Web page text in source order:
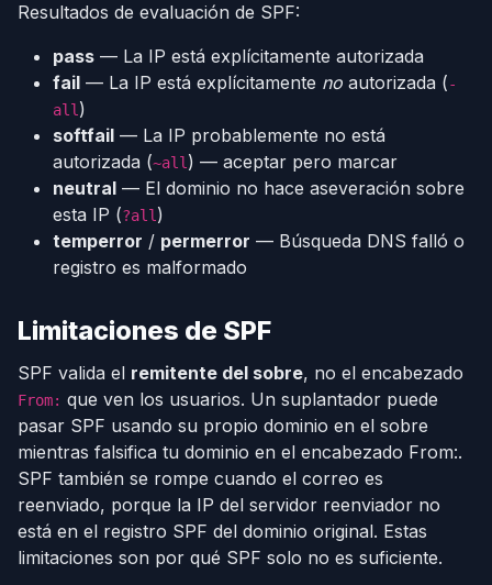
Resultados de evaluación de SPF:
pass — La IP está explícitamente autorizada
fail — La IP está explícitamente no autorizada (-
all)
softfail — La IP probablemente no está
autorizada (~all) — aceptar pero marcar
neutral — El dominio no hace aseveración sobre
esta IP (?all)
temperror / permerror — Búsqueda DNS falló o
registro es malformado
Limitaciones de SPF
SPF valida el remitente del sobre, no el encabezado
From: que ven los usuarios. Un suplantador puede
pasar SPF usando su propio dominio en el sobre
mientras falsifica tu dominio en el encabezado From:.
SPF también se rompe cuando el correo es
reenviado, porque la IP del servidor reenviador no
está en el registro SPF del dominio original. Estas
limitaciones son por qué SPF solo no es suficiente.